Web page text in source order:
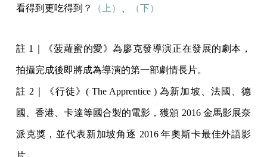
看得到更吃得到？ （上） （下）
註 1｜《菠蘿蜜的愛》為廖克發導演正在發展的劇本，
拍攝完成後即將成為導演的第一部劇情長片。
註 2｜《行徒》( The Apprentice ) 為新加坡、法國、德
國、香港、卡達等國合製的電影，獲頒 2016 金馬影展奈
派克獎，並代表新加坡角逐 2016 年奧斯卡最佳外語影